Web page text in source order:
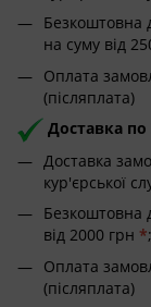
Безкоштовна
на суму від
Оплата
(післяплата)
Доставка по
Доставка
кур'єрської
Безкоштовна
від 2000 грн *;
Оплата
(післяплата)